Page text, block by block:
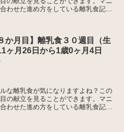
わせた進め方をしている離乳食記録
か月目】離乳食３０週目（生
ヶ月26日から1歳0ヶ月4日
な離乳食が気になりますよね？この
の献立を見ることができます。マニ
わせた進め方をしている離乳食記録